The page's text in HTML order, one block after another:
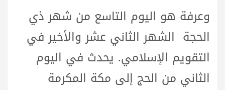
وعرفة هو اليوم التاسع من شهر ذي
الحجة الشهر الثاني عشر والأخير في
التقويم الإسلامي. يحدث في اليوم
الثاني من الحج إلى مكة المكرمة